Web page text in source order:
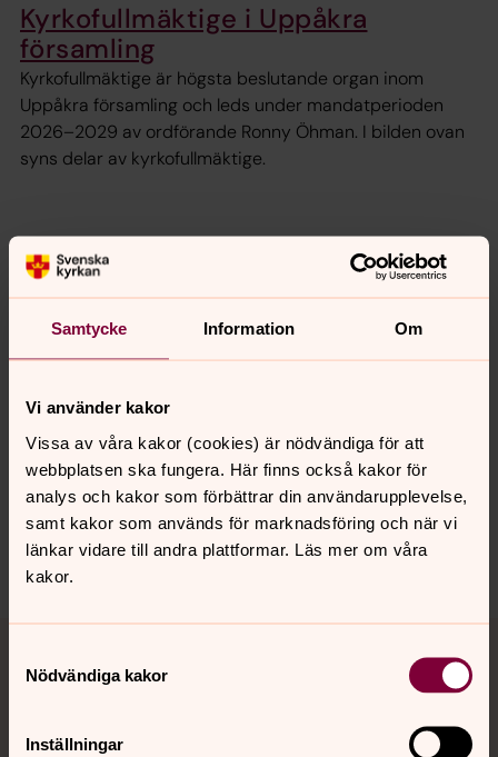
Samtycke Information Om
Vi använder kakor
Vissa av våra kakor (cookies) är nödvändiga för att
webbplatsen ska fungera. Här finns också kakor för
analys och kakor som förbättrar din användarupplevelse,
samt kakor som används för marknadsföring och när vi
länkar vidare till andra plattformar. Läs mer om våra
kakor.
Nödvändiga kakor
Inställningar
Kyrkofullmäktige i Uppåkra
församling
Kyrkofullmäktige är högsta beslutande organ inom
Uppåkra församling och leds under mandatperioden
2026–2029 av ordförande Ronny Öhman. I bilden ovan
syns delar av kyrkofullmäktige.
Synpunkter eller frågor på sidans
innehåll?
uppakra.forsamling@svenskakyrkan.se
Dela
Tillbaka till toppen
Tillbaka till innehållet
Kontakt